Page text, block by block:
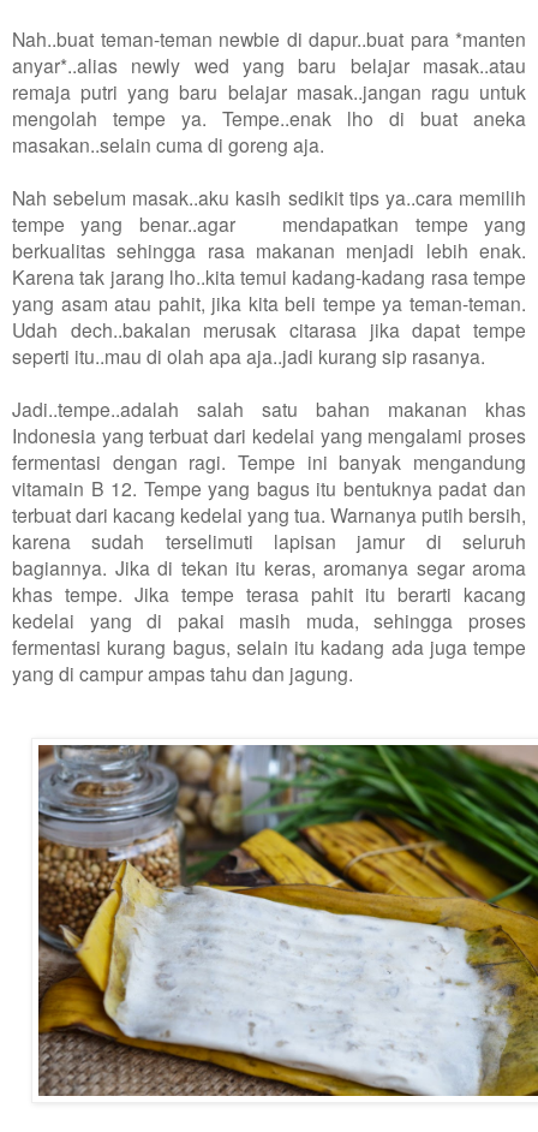
Nah..buat teman-teman newbie di dapur..buat para *manten
anyar*..alias newly wed yang baru belajar masak..atau
remaja putri yang baru belajar masak..jangan ragu untuk
mengolah tempe ya. Tempe..enak lho di buat aneka
masakan..selain cuma di goreng aja.
Nah sebelum masak..aku kasih sedikit tips ya..cara memilih
tempe yang benar..agar mendapatkan tempe yang
berkualitas sehingga rasa makanan menjadi lebih enak.
Karena tak jarang lho..kita temui kadang-kadang rasa tempe
yang asam atau pahit, jika kita beli tempe ya teman-teman.
Udah dech..bakalan merusak citarasa jika dapat tempe
seperti itu..mau di olah apa aja..jadi kurang sip rasanya.
Jadi..tempe..adalah salah satu bahan makanan khas
Indonesia yang terbuat dari kedelai yang mengalami proses
fermentasi dengan ragi. Tempe ini banyak mengandung
vitamain B 12. Tempe yang bagus itu bentuknya padat dan
terbuat dari kacang kedelai yang tua. Warnanya putih bersih,
karena sudah terselimuti lapisan jamur di seluruh
bagiannya. Jika di tekan itu keras, aromanya segar aroma
khas tempe. Jika tempe terasa pahit itu berarti kacang
kedelai yang di pakai masih muda, sehingga proses
fermentasi kurang bagus, selain itu kadang ada juga tempe
yang di campur ampas tahu dan jagung.